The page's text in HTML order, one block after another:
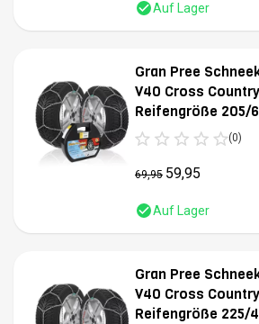
Auf Lager
Gran Pree
V40 Cross
Reifengröße 205/
(0)
69,95 59,95
Auf Lager
Gran Pree
V40 Cross
Reifengröße 225/